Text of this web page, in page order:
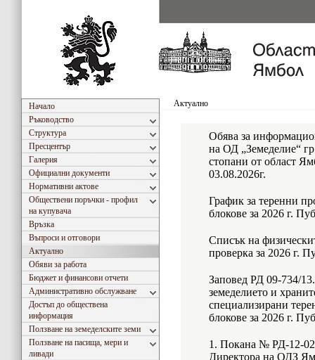
Начало
Ръководство
Структура
Пресцентър
Галерия
Официални документи
Нормативни актове
Обществени поръчки - профил
на купувача
Връзка
Въпроси и отговори
Актуално
Обяви за работа
Бюджет и финансови отчети
Административно обслужване
Достъп до обществена
информация
Ползване на земеделските земи
Ползване на пасища, мери и
ливади
Актуално
Обява за
на ОД „Земеделие“
стопани от област
03.08.2026г.
График за теренни
блокове за 2026 г.
Списък на
проверка за 2026 г.
Заповед РД 09-734/
земеделието и
специализирани
блокове за 2026 г.
1. Покана № РД-12-
Директора на ОДЗ